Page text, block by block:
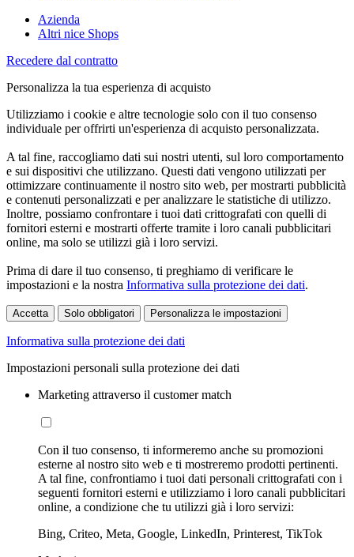
Azienda
Altri nice Shops
Recedere dal contratto
Personalizza la tua esperienza di acquisto
Utilizziamo i cookie e altre tecnologie solo con il tuo consenso
individuale per offrirti un'esperienza di acquisto personalizzata.
A tal fine, raccogliamo dati sui nostri utenti, sul loro comportamento
e sui dispositivi che utilizzano. Questi dati vengono utilizzati per
ottimizzare continuamente il nostro sito web, per mostrarti pubblicità
e contenuti personalizzati e per analizzare le statistiche di utilizzo.
Inoltre, possiamo confrontare i tuoi dati crittografati con quelli di
fornitori esterni e mostrarti offerte tramite i loro canali pubblicitari
online, ma solo se utilizzi già i loro servizi.
Prima di dare il tuo consenso, ti preghiamo di verificare le
impostazioni e la nostra Informativa sulla protezione dei dati.
Accetta Solo obbligatori Personalizza le impostazioni
Informativa sulla protezione dei dati
Impostazioni personali sulla protezione dei dati
Marketing attraverso il customer match
Con il tuo consenso, ti informeremo anche su promozioni
esterne al nostro sito web e ti mostreremo prodotti pertinenti.
A tal fine, confrontiamo i tuoi dati personali crittografati con i
seguenti fornitori esterni e utilizziamo i loro canali pubblicitari
online, a condizione che tu utilizzi già i loro servizi:
Bing, Criteo, Meta, Google, LinkedIn, Printerest, TikTok